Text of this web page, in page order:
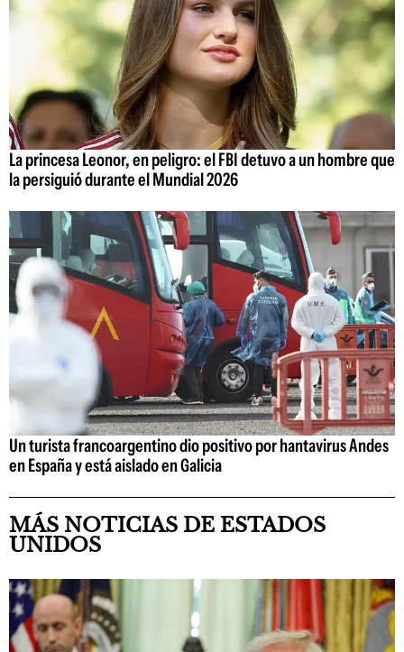
La princesa Leonor, en peligro: el FBI detuvo a un hombre que
la persiguió durante el Mundial 2026
Un turista francoargentino dio positivo por hantavirus Andes
en España y está aislado en Galicia
MÁS NOTICIAS DE ESTADOS
UNIDOS